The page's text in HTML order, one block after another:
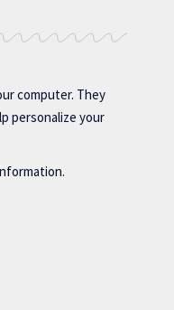
computer. They
personalize your